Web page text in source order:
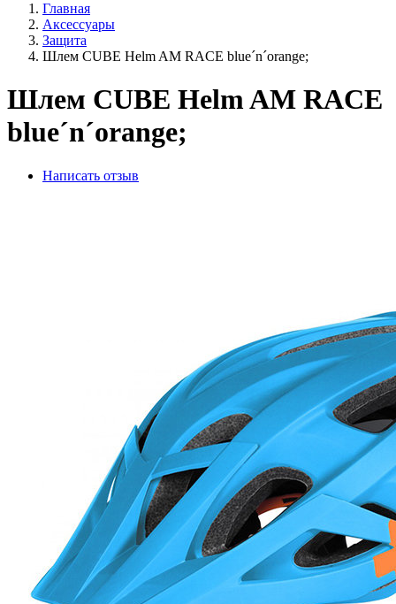
Главная
Аксессуары
Защита
Шлем CUBE Helm AM RACE blue´n´orange;
Шлем CUBE Helm AM RACE
blue´n´orange;
Написать отзыв